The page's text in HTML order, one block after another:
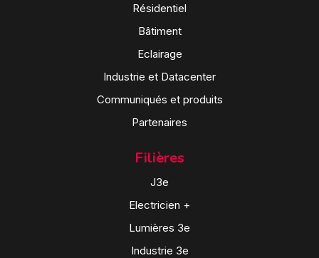
Résidentiel
Bâtiment
Eclairage
Industrie et Datacenter
Communiqués et produits
Partenaires
Filières
J3e
Electricien +
Lumières 3e
Industrie 3e